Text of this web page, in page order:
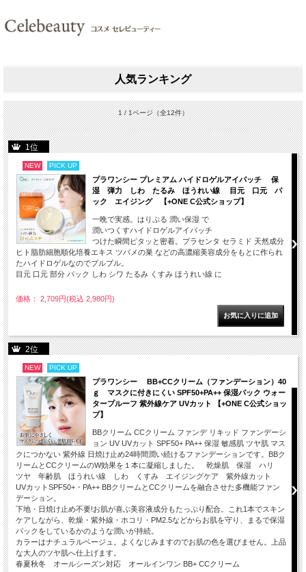
人気ランキング
1 / 1ページ（全12件）
1位
NEW PICK UP
プラワンシー プレミアム ハイドロゲルアイパッチ 保
湿 弾力 しわ たるみ ほうれい線 目元 口元 パ
ック エイジング 【+ONE C公式ショップ】
一晩で実感。はりぷる 潤い保湿 で
潤いつくすハイドロゲルアイパッチ
つけた瞬間ピタッと密着。プラセンタ セラミド 天然成分
ヒト脂肪細胞順化培養エキス ツバメの巣 などの高濃縮美容成分をもとに作られ
たハイドロゲルなのでプルプル。
目元 口元 部分 パック しわ シワ たるみ くすみ ほうれい線 に
価格： 2,709円(税込 2,980円)
2位
NEW PICK UP
プラワンシー BB+CCクリーム（ファンデーション）40
ｇ マスクに付きにくい SPF50+PA++ 保湿パック ウォー
タープルーフ 紫外線ケア UVカット 【+ONE C公式ショッ
プ】
BBクリーム CCクリーム ファンデ リキッド ファンデーシ
ョン UV UVカット SPF50+ PA++ 保湿 敏感肌 ツヤ肌 マス
クにつかない 紫外線 日焼け止め24時間潤い続けるファンデーションです。BBク
リームとCCクリームのW効果を１本に凝縮しました。 乾燥肌 保湿 ハリ
ツヤ 年齢肌 ほうれい線 しわ くすみ エイジングケア 紫外線カット
UVカットSPF50+・PA++ BBクリームとCCクリームを融合させた多機能ファン
デーション。
下地・日焼け止め不要!お肌が喜ぶ美容液成分もたっぷり配合。これ1本でスキン
ケアしながら、乾燥・紫外線・ホコリ・PM2.5などからお肌を守り、まるで保湿
パックをしているかのような潤いが持続。
カラーはナチュラルベージュ。よくなじみますのでお肌の色を選びません。上品
な大人のツヤ肌へ仕上げます。
春夏秋冬 オールシーズン対応 オールインワン BB+ CCクリーム